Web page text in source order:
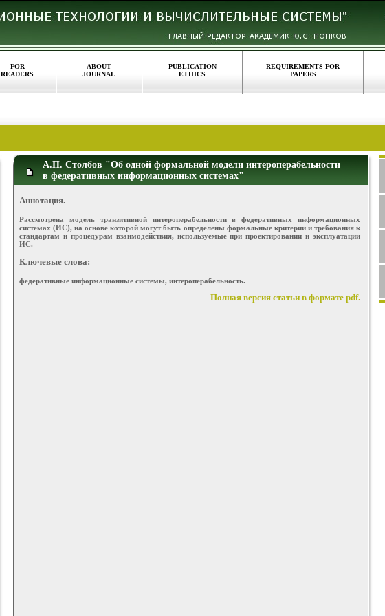
FOR
READERS
ABOUT
JOURNAL
PUBLICATION
ETHICS
REQUIREMENTS FOR
PAPERS
А.П. Столбов "Об одной формальной модели интероперабельности
в федеративных информационных системах"
Аннотация.
Рассмотрена модель транзитивной интероперабельности в федеративных информационных
системах (ИС), на основе которой могут быть определены формальные критерии и требования к
стандартам и процедурам взаимодействия, используемые при проектировании и эксплуатации
ИС.
Ключевые слова:
федеративные информационные системы, интероперабельность.
Полная версия статьи в формате pdf.